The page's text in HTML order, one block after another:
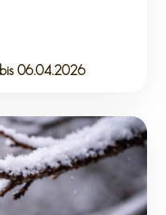
bis 06.04.2026